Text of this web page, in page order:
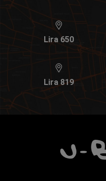
Lira 650
Lira 819